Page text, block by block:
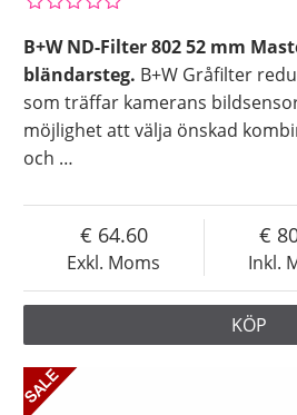
B+W ND-Filter 802 52 mm
bländarsteg. B+W Gråfilter
som träffar kamerans
möjlighet att välja önskad
och …
Exkl. Moms
64.60
Inkl.
KÖP